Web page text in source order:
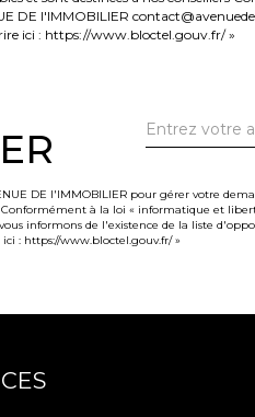
DE l'IMMOBILIER
ici : https://www.bloctel.gouv.fr/»
DE l'IMMOBILIER pour gérer votre
à la loi « informatique et
informons de l'existence de la liste
ici : https://www.bloctel.gouv.fr/»